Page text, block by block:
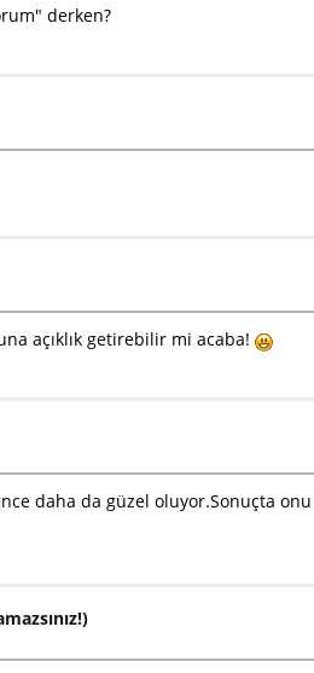
derken?
açıklık getirebilir mi acaba!
daha da güzel oluyor.Sonuçta